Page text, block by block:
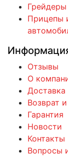
Грейдеры
Прицепы
Отзывы
О
Доставка
Возврат
Гарантия
Новости
Контакты
Вопросы